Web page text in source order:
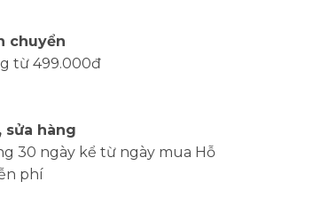
chuyển
từ 499.000đ
sửa hàng
30 ngày kể từ ngày mua Hỗ
phí